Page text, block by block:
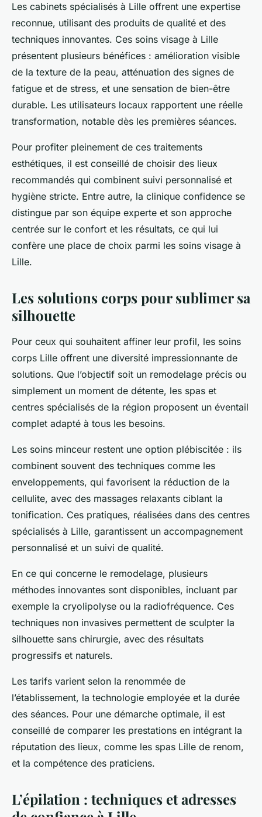
Les cabinets spécialisés à Lille offrent une expertise
reconnue, utilisant des produits de qualité et des
techniques innovantes. Ces soins visage à Lille
présentent plusieurs bénéfices : amélioration visible
de la texture de la peau, atténuation des signes de
fatigue et de stress, et une sensation de bien-être
durable. Les utilisateurs locaux rapportent une réelle
transformation, notable dès les premières séances.
Pour profiter pleinement de ces traitements
esthétiques, il est conseillé de choisir des lieux
recommandés qui combinent suivi personnalisé et
hygiène stricte. Entre autre, la clinique confidence se
distingue par son équipe experte et son approche
centrée sur le confort et les résultats, ce qui lui
confère une place de choix parmi les soins visage à
Lille.
Les solutions corps pour sublimer sa
silhouette
Pour ceux qui souhaitent affiner leur profil, les soins
corps Lille offrent une diversité impressionnante de
solutions. Que l’objectif soit un remodelage précis ou
simplement un moment de détente, les spas et
centres spécialisés de la région proposent un éventail
complet adapté à tous les besoins.
Les soins minceur restent une option plébiscitée : ils
combinent souvent des techniques comme les
enveloppements, qui favorisent la réduction de la
cellulite, avec des massages relaxants ciblant la
tonification. Ces pratiques, réalisées dans des centres
spécialisés à Lille, garantissent un accompagnement
personnalisé et un suivi de qualité.
En ce qui concerne le remodelage, plusieurs
méthodes innovantes sont disponibles, incluant par
exemple la cryolipolyse ou la radiofréquence. Ces
techniques non invasives permettent de sculpter la
silhouette sans chirurgie, avec des résultats
progressifs et naturels.
Les tarifs varient selon la renommée de
l’établissement, la technologie employée et la durée
des séances. Pour une démarche optimale, il est
conseillé de comparer les prestations en intégrant la
réputation des lieux, comme les spas Lille de renom,
et la compétence des praticiens.
L’épilation : techniques et adresses